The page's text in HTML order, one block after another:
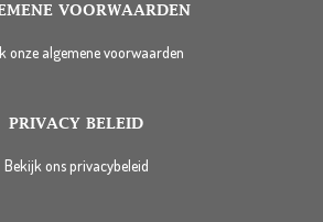
VOORWAARDEN
onze algemene voorwaarden
PRIVACY BELEID
Bekijk ons privacybeleid